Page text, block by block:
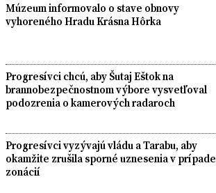
Múzeum informovalo o stave obnovy
vyhoreného Hradu Krásna Hôrka
Progresívci chcú, aby Šutaj Eštok na
brannobezpečnostnom výbore vysvetľoval
podozrenia o kamerových radaroch
Progresívci vyzývajú vládu a Tarabu, aby
okamžite zrušila sporné uznesenia v prípade
zonácií